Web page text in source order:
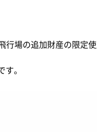
場の追加財産の限定
。